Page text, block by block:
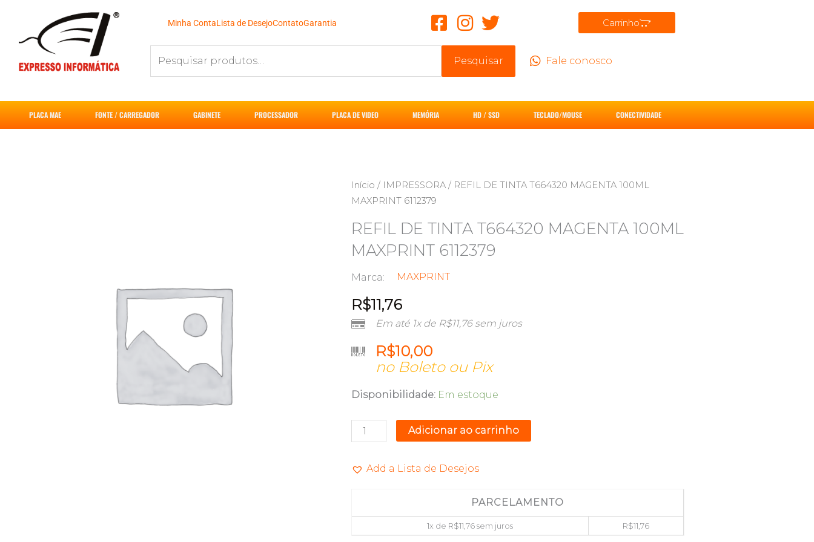
conteúdo
Minha ContaLista de DesejoContatoGarantia Carrinho
por:
Pesquisar Fale conosco
PLACA MAE FONTE / CARREGADOR GABINETE PROCESSADOR PLACA DE VIDEO MEMÓRIA HD / SSD TECLADO/MOUSE CONECTIVIDADE
Início / IMPRESSORA / REFIL DE TINTA T664320 MAGENTA 100ML
MAXPRINT 6112379
REFIL DE TINTA T664320 MAGENTA 100ML
MAXPRINT 6112379
Marca: MAXPRINT
R$11,76
Em até 1x de R$11,76sem juros
R$10,00
no Boleto ou Pix
Disponibilidade: Em estoque
REFIL
TINTA
T664320
100ML
quantidade
Adicionar ao carrinho
Add a Lista de Desejos
PARCELAMENTO
1x de R$11,76sem juros R$11,76